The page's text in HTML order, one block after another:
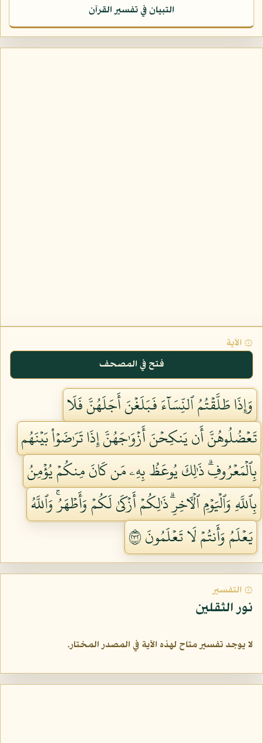
التبيان في تفسير القرآن
۞ الآية
فتح في المصحف
وَإِذَا طَلَّقۡتُمُ ٱلنِّسَآءَ فَبَلَغۡنَ أَجَلَهُنَّ فَلَا
تَعۡضُلُوهُنَّ أَن يَنكِحۡنَ أَزۡوَٰجَهُنَّ إِذَا تَرَٰضَوۡاْ بَيۡنَهُم
بِٱلۡمَعۡرُوفِۗ ذَٰلِكَ يُوعَظُ بِهِۦ مَن كَانَ مِنكُمۡ يُؤۡمِنُ
بِٱللَّهِ وَٱلۡيَوۡمِ ٱلۡأٓخِرِۗ ذَٰلِكُمۡ أَزۡكَىٰ لَكُمۡ وَأَطۡهَرُۚ وَٱللَّهُ
يَعۡلَمُ وَأَنتُمۡ لَا تَعۡلَمُونَ ٢٣٢
۞ التفسير
نور الثقلين
لا يوجد تفسير متاح لهذه الآية في المصدر المختار.